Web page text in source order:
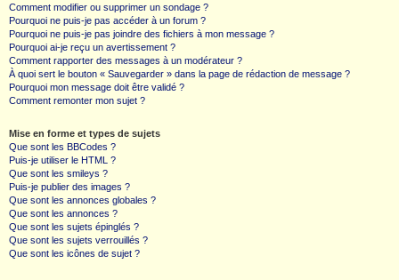
Comment modifier ou supprimer un sondage ?
Pourquoi ne puis-je pas accéder à un forum ?
Pourquoi ne puis-je pas joindre des fichiers à mon message ?
Pourquoi ai-je reçu un avertissement ?
Comment rapporter des messages à un modérateur ?
À quoi sert le bouton « Sauvegarder » dans la page de rédaction de message ?
Pourquoi mon message doit être validé ?
Comment remonter mon sujet ?
Mise en forme et types de sujets
Que sont les BBCodes ?
Puis-je utiliser le HTML ?
Que sont les smileys ?
Puis-je publier des images ?
Que sont les annonces globales ?
Que sont les annonces ?
Que sont les sujets épinglés ?
Que sont les sujets verrouillés ?
Que sont les icônes de sujet ?